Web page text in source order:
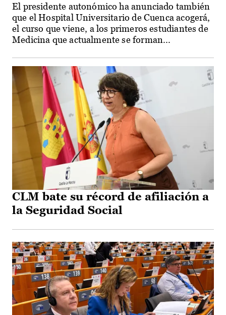
El presidente autonómico ha anunciado también
que el Hospital Universitario de Cuenca acogerá,
el curso que viene, a los primeros estudiantes de
Medicina que actualmente se forman...
CLM bate su récord de afiliación a
la Seguridad Social